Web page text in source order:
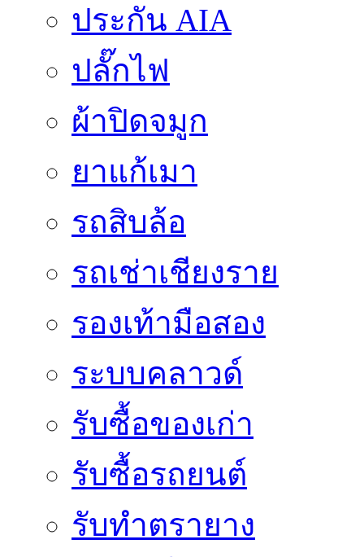
ประกัน AIA
ปลั๊กไฟ
ผ้าปิดจมูก
ยาแก้เมา
รถสิบล้อ
รถเช่าเชียงราย
รองเท้ามือสอง
ระบบคลาวด์
รับซื้อของเก่า
รับซื้อรถยนต์
รับทำตรายาง